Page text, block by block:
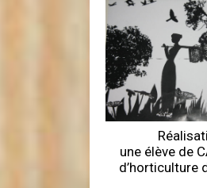
une élève de
d’horticulture